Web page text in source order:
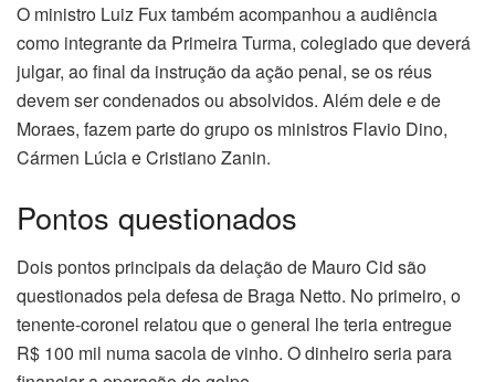
O ministro Luiz Fux também acompanhou a audiência
como integrante da Primeira Turma, colegiado que deverá
julgar, ao final da instrução da ação penal, se os réus
devem ser condenados ou absolvidos. Além dele e de
Moraes, fazem parte do grupo os ministros Flavio Dino,
Cármen Lúcia e Cristiano Zanin.
Pontos questionados
Dois pontos principais da delação de Mauro Cid são
questionados pela defesa de Braga Netto. No primeiro, o
tenente-coronel relatou que o general lhe teria entregue
R$ 100 mil numa sacola de vinho. O dinheiro seria para